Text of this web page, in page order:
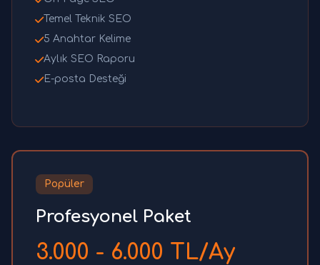
Temel Teknik SEO
5 Anahtar Kelime
Aylık SEO Raporu
E-posta Desteği
Popüler
Profesyonel Paket
3.000 - 6.000 TL/Ay